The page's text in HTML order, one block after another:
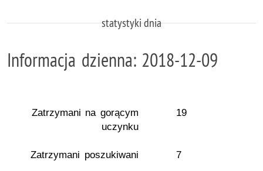
statystyki dnia
Informacja dzienna: 2018-12-09
Zatrzymani na gorącym
uczynku
19
Zatrzymani poszukiwani 7